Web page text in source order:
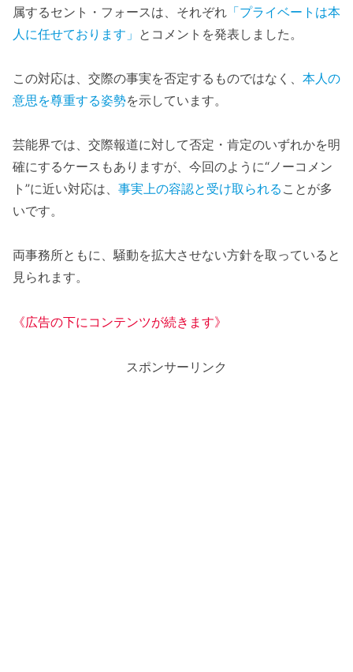
属するセント・フォースは、それぞれ 「プライベートは本
人に任せております」 とコメントを発表しました。
この対応は、交際の事実を否定するものではなく、 本人の
意思を尊重する姿勢を示しています。
芸能界では、交際報道に対して否定・肯定のいずれかを明
確にするケースもありますが、今回のように“ノーコメン
ト”に近い対応は、 事実上の容認と受け取られる ことが多
いです。
両事務所ともに、騒動を拡大させない方針を取っていると
見られます。
《広告の下にコンテンツが続きます》
スポンサーリンク